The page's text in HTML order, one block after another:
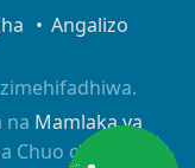
Angalizo
na Mamlaka ya
Chuo cha Taifa